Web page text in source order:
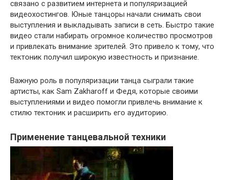
связано с развитием интернета и популяризацией
видеохостингов. Юные танцоры начали снимать свои
выступления и выкладывать записи в сеть. Быстро такие
видео стали набирать огромное количество просмотров
и привлекать внимание зрителей. Это привело к тому, что
тектоник получил широкую известность и признание.
Важную роль в популяризации танца сыграли такие
артисты, как Sam Zakharoff и Федя, которые своими
выступлениями и видео помогли привлечь внимание к
стилю тектоник и расширить его аудиторию.
Применение танцевальной техники